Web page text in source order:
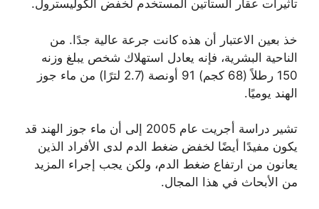
تأثيرات عقار الستاتين المستخدم لخفض الكوليسترول.
خذ بعين الاعتبار أن هذه كانت جرعة عالية جدًا. من
الناحية البشرية، فإنه يعادل استهلاك شخص يبلغ وزنه
150 رطلاً (68 كجم) 91 أونصة (2.7 لترًا) من ماء جوز
الهند يوميًا.
تشير دراسة أجريت عام 2005 إلى أن ماء جوز الهند قد
يكون مفيدًا أيضًا لخفض ضغط الدم لدى الأفراد الذين
يعانون من ارتفاع ضغط الدم، ولكن يجب إجراء المزيد
من الأبحاث في هذا المجال.